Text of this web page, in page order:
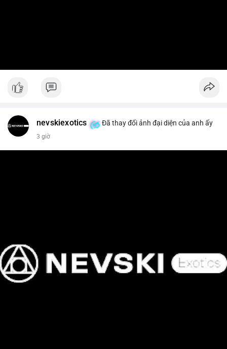
nevskiexotics Đã thay đổi ảnh đại diện của anh ấy
3 giờ